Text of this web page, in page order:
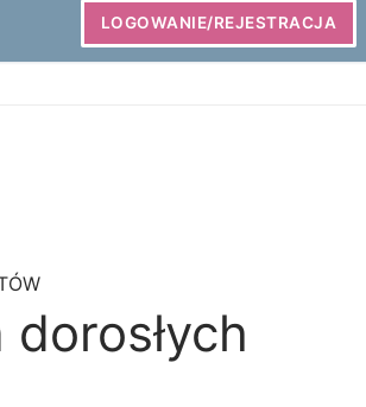
LOGOWANIE/REJESTRACJA